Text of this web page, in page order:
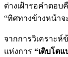
ต่างเฝ้ารอคำตอบ
“ทิศทางข้างหน้าจ
จากการวิเคราะห์
แห่งการ “เติบโต